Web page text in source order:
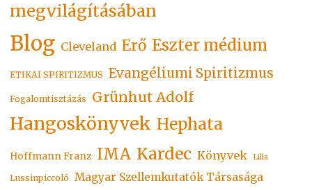
megvilágításában
Blog Cleveland Erő Eszter médium
ETIKAI SPIRITIZMUS Evangéliumi Spiritizmus
Fogalomtisztázás Grünhut Adolf
Hangoskönyvek Hephata
Hoffmann Franz IMA Kardec Könyvek Lilla
Lussinpiccoló Magyar Szellemkutatók Társasága